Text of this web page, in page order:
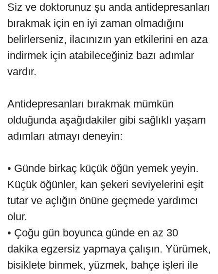
Siz ve doktorunuz şu anda antidepresanları
bırakmak için en iyi zaman olmadığını
belirlerseniz, ilacınızın yan etkilerini en aza
indirmek için atabileceğiniz bazı adımlar
vardır.
Antidepresanları bırakmak mümkün
olduğunda aşağıdakiler gibi sağlıklı yaşam
adımları atmayı deneyin:
• Günde birkaç küçük öğün yemek yeyin.
Küçük öğünler, kan şekeri seviyelerini eşit
tutar ve açlığın önüne geçmede yardımcı
olur.
• Çoğu gün boyunca günde en az 30
dakika egzersiz yapmaya çalışın. Yürümek,
bisiklete binmek, yüzmek, bahçe işleri ile